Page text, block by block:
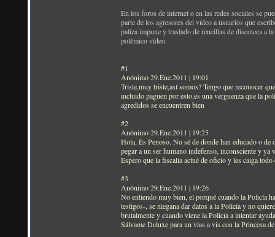
En los foros de internet o en las redes sociales se
parte de los agresores del vídeo a usuarios que
paliza impune y traslado de rencillas de discoteca a
polémico vídeo.
#1
Anónimo 29.Ene.2011 | 19:01
Triste,muy triste,así somos? Tengo que reconocer
incluido paguen por esto,es una verguenza que la
agredidos se encuentren bien
#2
Anónimo 29.Ene.2011 | 19:25
Hola, Es Penoso. No sé de donde han educado o
pegar a un ser humano indefenso, inconsciente y ya
Espero que la fiscalía actué de oficio y les caiga
#3
Anónimo 29.Ene.2011 | 19:26
No entiendo muy bien, el porqué cuando la Policía
testigos-, se niegana dar datos a la Policía y no
brutalmente y cuando viene la Policía a intentar
Sálvame Deluxe para un vias a vis con la